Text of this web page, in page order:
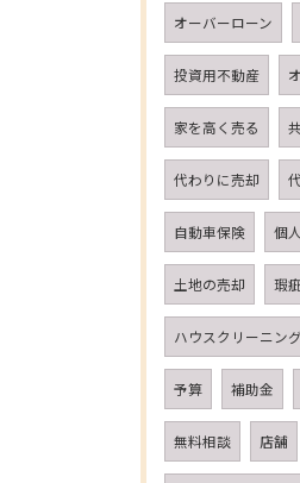
オーバーローン
投資用不動産
家を高く売る
代わりに売却
自動車保険 個
土地の売却 瑕
ハウスクリーニング
予算 補助金
無料相談 店舗